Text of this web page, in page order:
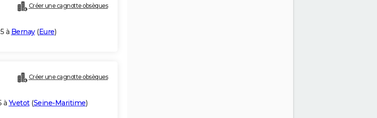
Créer une cagnotte obsèques
à Bernay(Eure)
Créer une cagnotte obsèques
à Yvetot(Seine-Maritime)